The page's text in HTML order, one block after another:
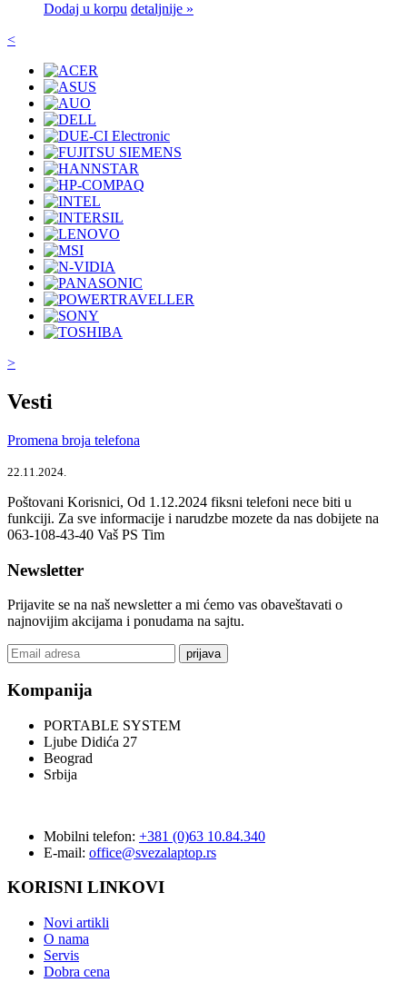
Dodaj u korpu detaljnije »
<
>
Vesti
Promena broja telefona
22.11.2024.
Poštovani Korisnici, Od 1.12.2024 fiksni telefoni nece biti u
funkciji. Za sve informacije i narudzbe mozete da nas dobijete na
063-108-43-40 Vaš PS Tim
Newsletter
Prijavite se na naš newsletter a mi ćemo vas obaveštavati o
najnovijim akcijama i ponudama na sajtu.
prijava
Kompanija
PORTABLE SYSTEM
Ljube Didića 27
Beograd
Srbija
Mobilni telefon: +381 (0)63 10.84.340
E-mail: office@svezalaptop.rs
KORISNI LINKOVI
Novi artikli
O nama
Servis
Dobra cena